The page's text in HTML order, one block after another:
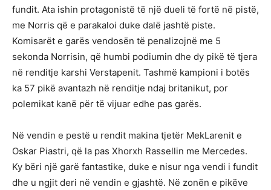
fundit. Ata ishin protagonistë të një dueli të fortë në pistë,
me Norris që e parakaloi duke dalë jashtë piste.
Komisarët e garës vendosën të penalizojnë me 5
sekonda Norrisin, që humbi podiumin dhe dy pikë të tjera
në renditje karshi Verstapenit. Tashmë kampioni i botës
ka 57 pikë avantazh në renditje ndaj britanikut, por
polemikat kanë për të vijuar edhe pas garës.
Në vendin e pestë u rendit makina tjetër MekLarenit e
Oskar Piastri, që la pas Xhorxh Rassellin me Mercedes.
Ky bëri një garë fantastike, duke e nisur nga vendi i fundit
dhe u ngjit deri në vendin e gjashtë. Në zonën e pikëve